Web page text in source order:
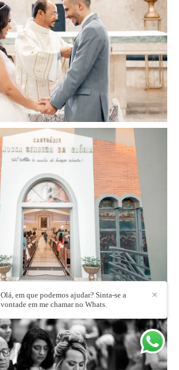
✕
Olá, em que podemos ajudar? Sinta-se a
vontade em me chamar no Whats.